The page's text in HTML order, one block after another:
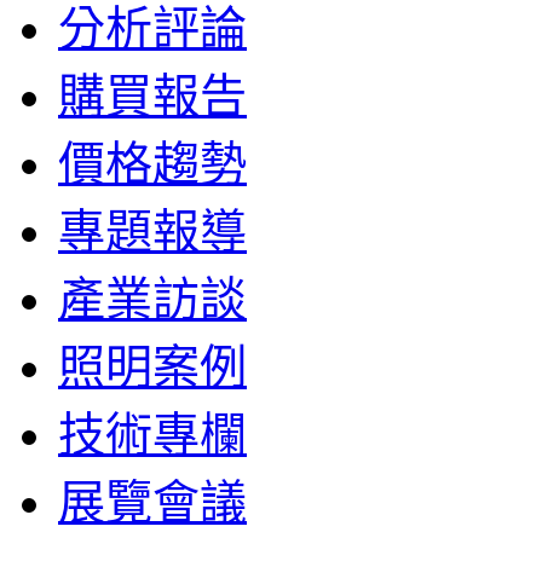
分析評論
購買報告
價格趨勢
專題報導
產業訪談
照明案例
技術專欄
展覽會議